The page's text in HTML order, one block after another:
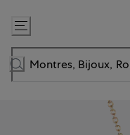
Passer
au
contenu